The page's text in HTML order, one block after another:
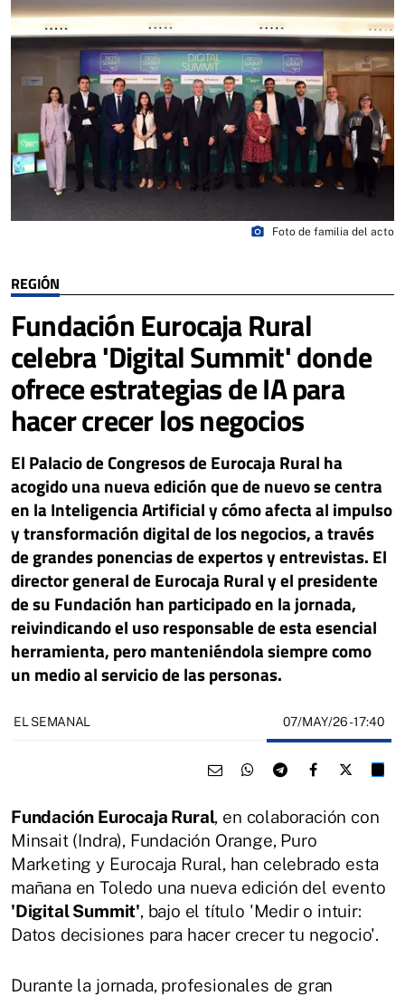
REGIÓN
Fundación Eurocaja Rural
celebra 'Digital Summit' donde
ofrece estrategias de IA para
hacer crecer los negocios
El Palacio de Congresos de Eurocaja Rural ha
acogido una nueva edición que de nuevo se centra
en la Inteligencia Artificial y cómo afecta al impulso
y transformación digital de los negocios, a través
de grandes ponencias de expertos y entrevistas. El
director general de Eurocaja Rural y el presidente
de su Fundación han participado en la jornada,
reivindicando el uso responsable de esta esencial
herramienta, pero manteniéndola siempre como
un medio al servicio de las personas.
photo_camera Foto de familia del acto
EL SEMANAL 07/MAY/26- 17:40
Fundación Eurocaja Rural, en colaboración con
Minsait (Indra), Fundación Orange, Puro
Marketing y Eurocaja Rural, han celebrado esta
mañana en Toledo una nueva edición del evento
'Digital Summit', bajo el título 'Medir o intuir:
Datos decisiones para hacer crecer tu negocio'.
Durante la jornada, profesionales de gran